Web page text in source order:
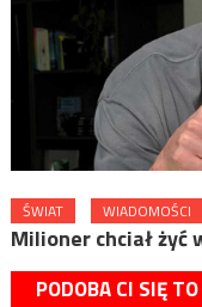
ŚWIAT WIADOMOŚCI
Milioner chciał żyć
PODOBA CI SIĘ